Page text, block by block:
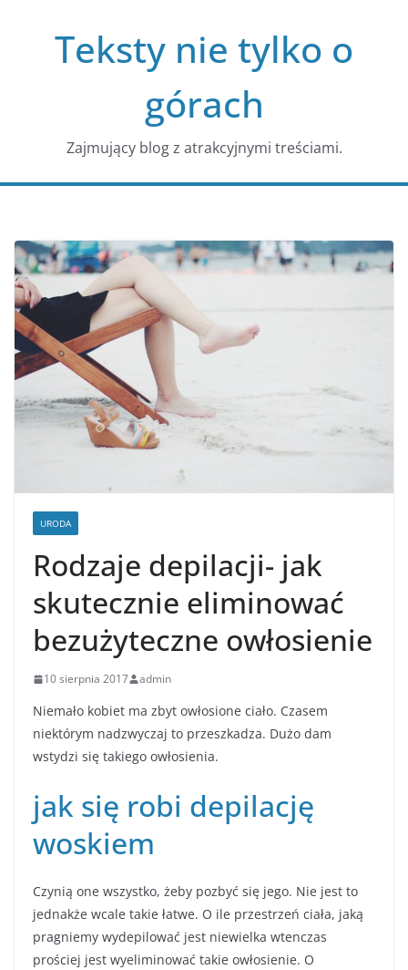
Teksty nie tylko o
górach
Zajmujący blog z atrakcyjnymi treściami.
URODA
Rodzaje depilacji- jak
skutecznie eliminować
bezużyteczne owłosienie
10 sierpnia 2017 admin
Niemało kobiet ma zbyt owłosione ciało. Czasem
niektórym nadzwyczaj to przeszkadza. Dużo dam
wstydzi się takiego owłosienia.
jak się robi depilację
woskiem
Czynią one wszystko, żeby pozbyć się jego. Nie jest to
jednakże wcale takie łatwe. O ile przestrzeń ciała, jaką
pragniemy wydepilować jest niewielka wtenczas
prościej jest wyeliminować takie owłosienie. O